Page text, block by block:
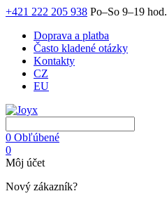
+421 222 205 938 Po–So 9–19 hod.
Doprava a platba
Často kladené otázky
Kontakty
CZ
EU
0 Obľúbené
0
Môj účet
Nový zákazník?